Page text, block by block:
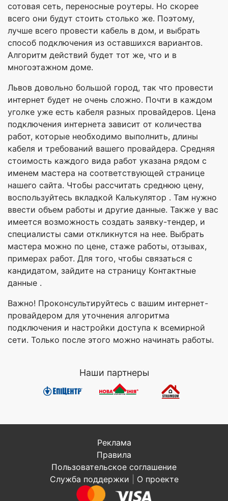
сотовая сеть, переносные роутеры. Но скорее
всего они будут стоить столько же. Поэтому,
лучше всего провести кабель в дом, и выбрать
способ подключения из оставшихся вариантов.
Алгоритм действий будет тот же, что и в
многоэтажном доме.
Львов довольно большой город, так что провести
интернет будет не очень сложно. Почти в каждом
уголке уже есть кабеля разных провайдеров. Цена
подключения интернета зависит от количества
работ, которые необходимо выполнить, длины
кабеля и требований вашего провайдера. Средняя
стоимость каждого вида работ указана рядом с
именем мастера на соответствующей странице
нашего сайта. Чтобы рассчитать среднюю цену,
воспользуйтесь вкладкой Калькулятор . Там нужно
ввести объем работы и другие данные. Также у вас
имеется возможность создать заявку-тендер, и
специалисты сами откликнутся на нее. Выбрать
мастера можно по цене, стаже работы, отзывах,
примерах работ. Для того, чтобы связаться с
кандидатом, зайдите на страницу Контактные
данные .
Важно! Проконсультируйтесь с вашим интернет-
провайдером для уточнения алгоритма
подключения и настройки доступа к всемирной
сети. Только после этого можно начинать работы.
Наши партнеры
Реклама
Правила
Пользовательское соглашение
Служба поддержки
О проекте